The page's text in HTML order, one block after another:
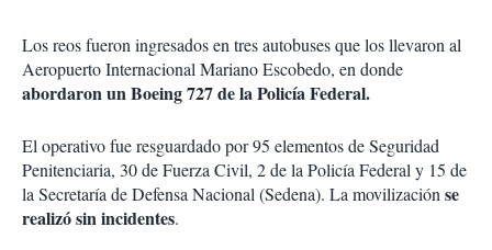
Los reos fueron ingresados en tres autobuses que los llevaron al
Aeropuerto Internacional Mariano Escobedo, en donde
abordaron un Boeing 727 de la Policía Federal.
El operativo fue resguardado por 95 elementos de Seguridad
Penitenciaria, 30 de Fuerza Civil, 2 de la Policía Federal y 15 de
la Secretaría de Defensa Nacional (Sedena). La movilizaciónse
realizó sin incidentes.